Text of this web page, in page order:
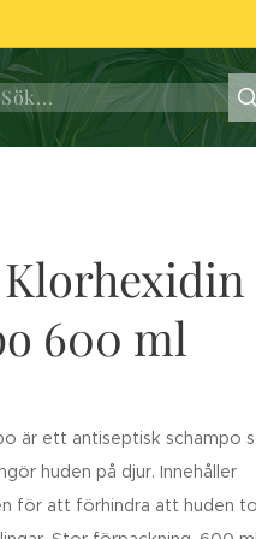
600 ml
är ett antiseptisk schampo
huden på djur. Innehåller
för att förhindra att huden